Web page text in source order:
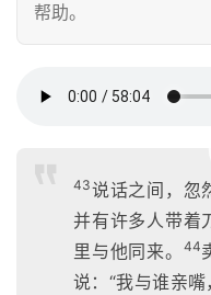
帮助。
43说话之间，忽
并有许多人带着
里与他同来。
44
说：“我与谁亲